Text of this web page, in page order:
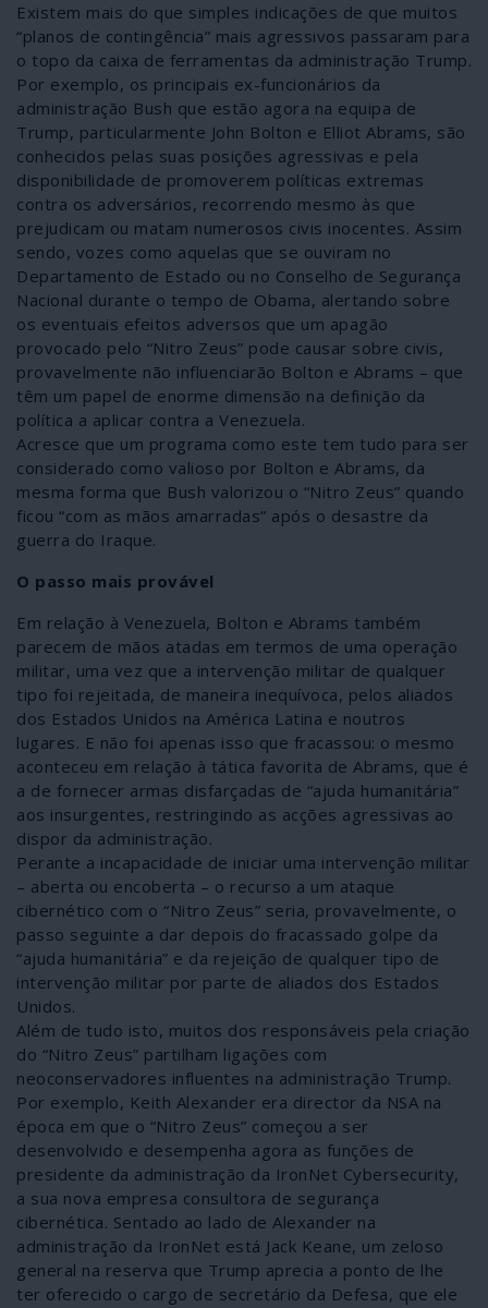
Existem mais do que simples indicações de que muitos
“planos de contingência” mais agressivos passaram para
o topo da caixa de ferramentas da administração Trump.
Por exemplo, os principais ex-funcionários da
administração Bush que estão agora na equipa de
Trump, particularmente John Bolton e Elliot Abrams, são
conhecidos pelas suas posições agressivas e pela
disponibilidade de promoverem políticas extremas
contra os adversários, recorrendo mesmo às que
prejudicam ou matam numerosos civis inocentes. Assim
sendo, vozes como aquelas que se ouviram no
Departamento de Estado ou no Conselho de Segurança
Nacional durante o tempo de Obama, alertando sobre
os eventuais efeitos adversos que um apagão
provocado pelo “Nitro Zeus” pode causar sobre civis,
provavelmente não influenciarão Bolton e Abrams – que
têm um papel de enorme dimensão na definição da
política a aplicar contra a Venezuela.
Acresce que um programa como este tem tudo para ser
considerado como valioso por Bolton e Abrams, da
mesma forma que Bush valorizou o “Nitro Zeus” quando
ficou “com as mãos amarradas” após o desastre da
guerra do Iraque.
O passo mais provável
Em relação à Venezuela, Bolton e Abrams também
parecem de mãos atadas em termos de uma operação
militar, uma vez que a intervenção militar de qualquer
tipo foi rejeitada, de maneira inequívoca, pelos aliados
dos Estados Unidos na América Latina e noutros
lugares. E não foi apenas isso que fracassou: o mesmo
aconteceu em relação à tática favorita de Abrams, que é
a de fornecer armas disfarçadas de “ajuda humanitária”
aos insurgentes, restringindo as acções agressivas ao
dispor da administração.
Perante a incapacidade de iniciar uma intervenção militar
– aberta ou encoberta – o recurso a um ataque
cibernético com o “Nitro Zeus” seria, provavelmente, o
passo seguinte a dar depois do fracassado golpe da
“ajuda humanitária” e da rejeição de qualquer tipo de
intervenção militar por parte de aliados dos Estados
Unidos.
Além de tudo isto, muitos dos responsáveis pela criação
do “Nitro Zeus” partilham ligações com
neoconservadores influentes na administração Trump.
Por exemplo, Keith Alexander era director da NSA na
época em que o “Nitro Zeus” começou a ser
desenvolvido e desempenha agora as funções de
presidente da administração da IronNet Cybersecurity,
a sua nova empresa consultora de segurança
cibernética. Sentado ao lado de Alexander na
administração da IronNet está Jack Keane, um zeloso
general na reserva que Trump aprecia a ponto de lhe
ter oferecido o cargo de secretário da Defesa, que ele